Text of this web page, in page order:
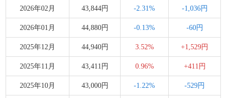
2026年02月 43,844円 -2.31% -1,036円
2026年01月 44,880円 -0.13% -60円
2025年12月 44,940円 3.52% +1,529円
2025年11月 43,411円 0.96% +411円
2025年10月 43,000円 -1.22% -529円